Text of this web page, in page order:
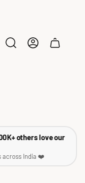
Cart
others love our
across India ❤️